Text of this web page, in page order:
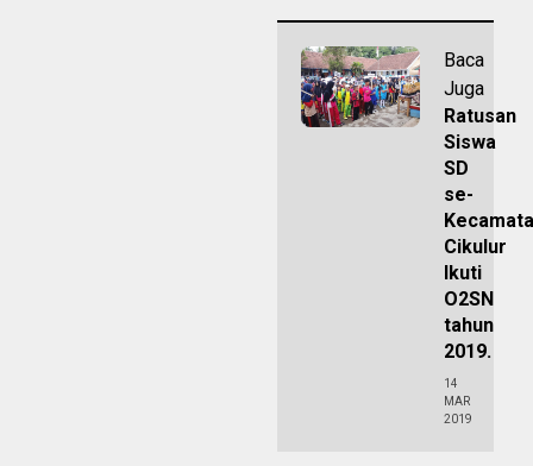
Baca
Juga
Ratusan
Siswa
SD
se-
Cikulur
Ikuti
O2SN
tahun
2019.
14
MAR
2019